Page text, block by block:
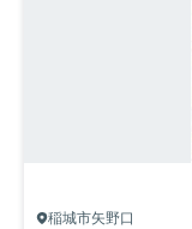
稲城市矢野口